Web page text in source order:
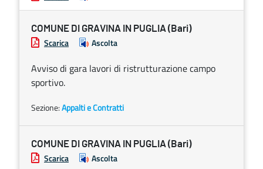
COMUNE DI GRAVINA IN PUGLIA (Bari)
Scarica Ascolta
Avviso di gara lavori di ristrutturazione campo
sportivo.
Sezione:Appalti e Contratti
COMUNE DI GRAVINA IN PUGLIA (Bari)
Scarica Ascolta